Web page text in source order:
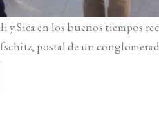
Sica en los buenos tiempos
postal de un